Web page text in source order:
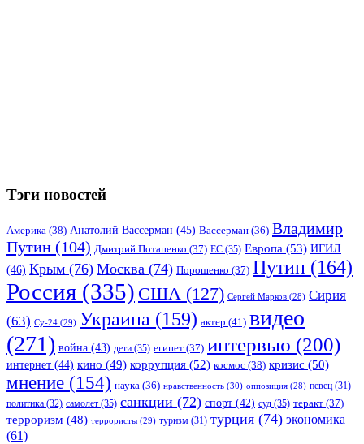
Тэги новостей
Америка (38) Анатолий Вассерман (45) Вассерман (36) Владимир
Путин (104) Дмитрий Потапенко (37) ЕС (35) Европа (53) ИГИЛ
(46) Крым (76) Москва (74) Порошенко (37) Путин (164)
Россия (335) США (127) Сергей Марков (28) Сирия
(63) Су-24 (29) Украина (159) актер (41) видео
(271) война (43) дети (35) египет (37) интервью (200)
интернет (44) кино (49) коррупция (52) космос (38) кризис (50)
мнение (154) наука (36) нравственность (30) оппозиция (28) певец (31)
политика (32) самолет (35) санкции (72) спорт (42) суд (35) теракт (37)
терроризм (48) террористы (29) туризм (31) турция (74) экономика
(61)